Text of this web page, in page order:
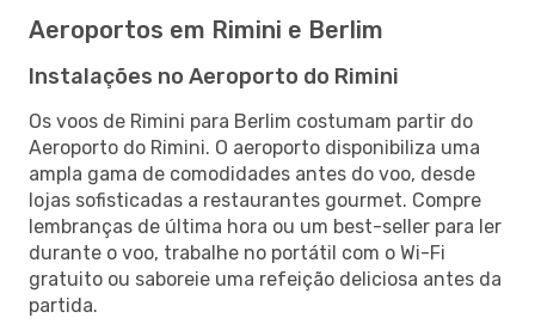
Aeroportos em Rimini e Berlim
Instalações no Aeroporto do Rimini
Os voos de Rimini para Berlim costumam partir do
Aeroporto do Rimini. O aeroporto disponibiliza uma
ampla gama de comodidades antes do voo, desde
lojas sofisticadas a restaurantes gourmet. Compre
lembranças de última hora ou um best-seller para ler
durante o voo, trabalhe no portátil com o Wi-Fi
gratuito ou saboreie uma refeição deliciosa antes da
partida.